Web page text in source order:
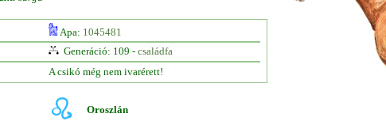
Apa: 1045481
Generáció: 109 - családfa
A csikó még nem ivarérett!
Oroszlán